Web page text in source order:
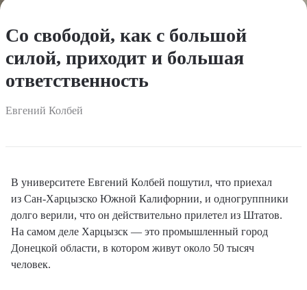
Со свободой, как с большой
силой, приходит и большая
ответственность
Евгений Колбей
В университете Евгений Колбей пошутил, что приехал
из Сан-Харцызско Южной Калифорнии, и одногруппники
долго верили, что он действительно прилетел из Штатов.
На самом деле Харцызск — это промышленный город
Донецкой области, в котором живут около 50 тысяч
человек.